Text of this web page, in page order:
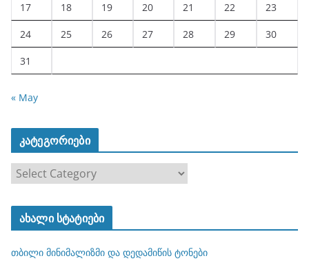
17 18 19 20 21 22 23
24 25 26 27 28 29 30
31
« May
კატეგორიები
ტ
ო
ახალი სტატიები
თბილი მინიმალიზმი და დედამიწის ტონები